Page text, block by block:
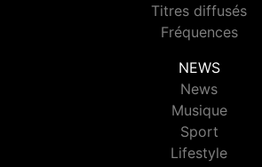
Titres diffusés
Fréquences
NEWS
News
Musique
Sport
Lifestyle